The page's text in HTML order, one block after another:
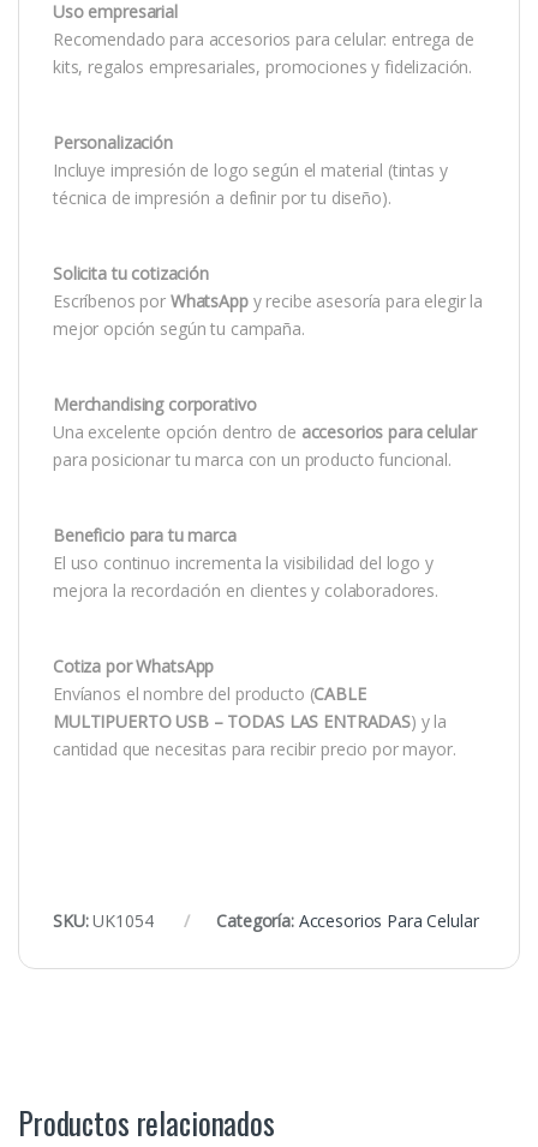
Uso empresarial
Recomendado para accesorios para celular: entrega de
kits, regalos empresariales, promociones y fidelización.
Personalización
Incluye impresión de logo según el material (tintas y
técnica de impresión a definir por tu diseño).
Solicita tu cotización
Escríbenos por WhatsAppy recibe asesoría para elegir la
mejor opción según tu campaña.
Merchandising corporativo
Una excelente opción dentro de accesorios para celular
para posicionar tu marca con un producto funcional.
Beneficio para tu marca
El uso continuo incrementa la visibilidad del logo y
mejora la recordación en clientes y colaboradores.
Cotiza por WhatsApp
Envíanos el nombre del producto (CABLE
MULTIPUERTO USB – TODAS LAS ENTRADAS) y la
cantidad que necesitas para recibir precio por mayor.
SKU:UK1054 Categoría: Accesorios Para Celular
Productos relacionados